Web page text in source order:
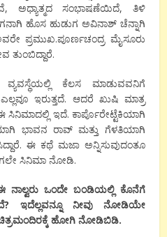
ಅಧ್ಯಾತ್ಮದ ಸಂಭಾಷಣೆಯಿದೆ, ತಿಳಿ
ಹೊಸ ಹುಡುಗ ಅವಿನಾಶ್ ಚೆನ್ನಾಗಿ
ಪ್ರಮುಖ.ಪೂರ್ಣಚಂದ್ರ ಮೈಸೂರು
ತುಂಬಿದ್ದಾರೆ.
ಕೆಲಸ ಮಾಡುವವನಿಗೆ
ಇರುತ್ತದೆ. ಆದರೆ ಖುಷಿ ಮಾತ್ರ
ಸಿನಿಮಾದಲ್ಲಿ ಇದೆ. ಕಾರ್ಪೊರೇಟ್ಟೆಕಿಯಾಗಿ
ಭಾವನ ರಾವ್ ಮತ್ತು ಗೆಳತಿಯಾಗಿ
ಈ ಕಥೆ ಮಜಾ ಅನ್ನಿಸುವುದಂತೂ
ಸಿನಿಮಾ ನೋಡಿ.
ಒಂದೇ ಬಂಡಿಯಲ್ಲಿ ಕೊನೆಗೆ
ಇದೆಲ್ಲವನ್ನೂ ನೀವು ನೋಡಿಯೇ
ಹೋಗಿ ನೋಡಿಬಿಡಿ.